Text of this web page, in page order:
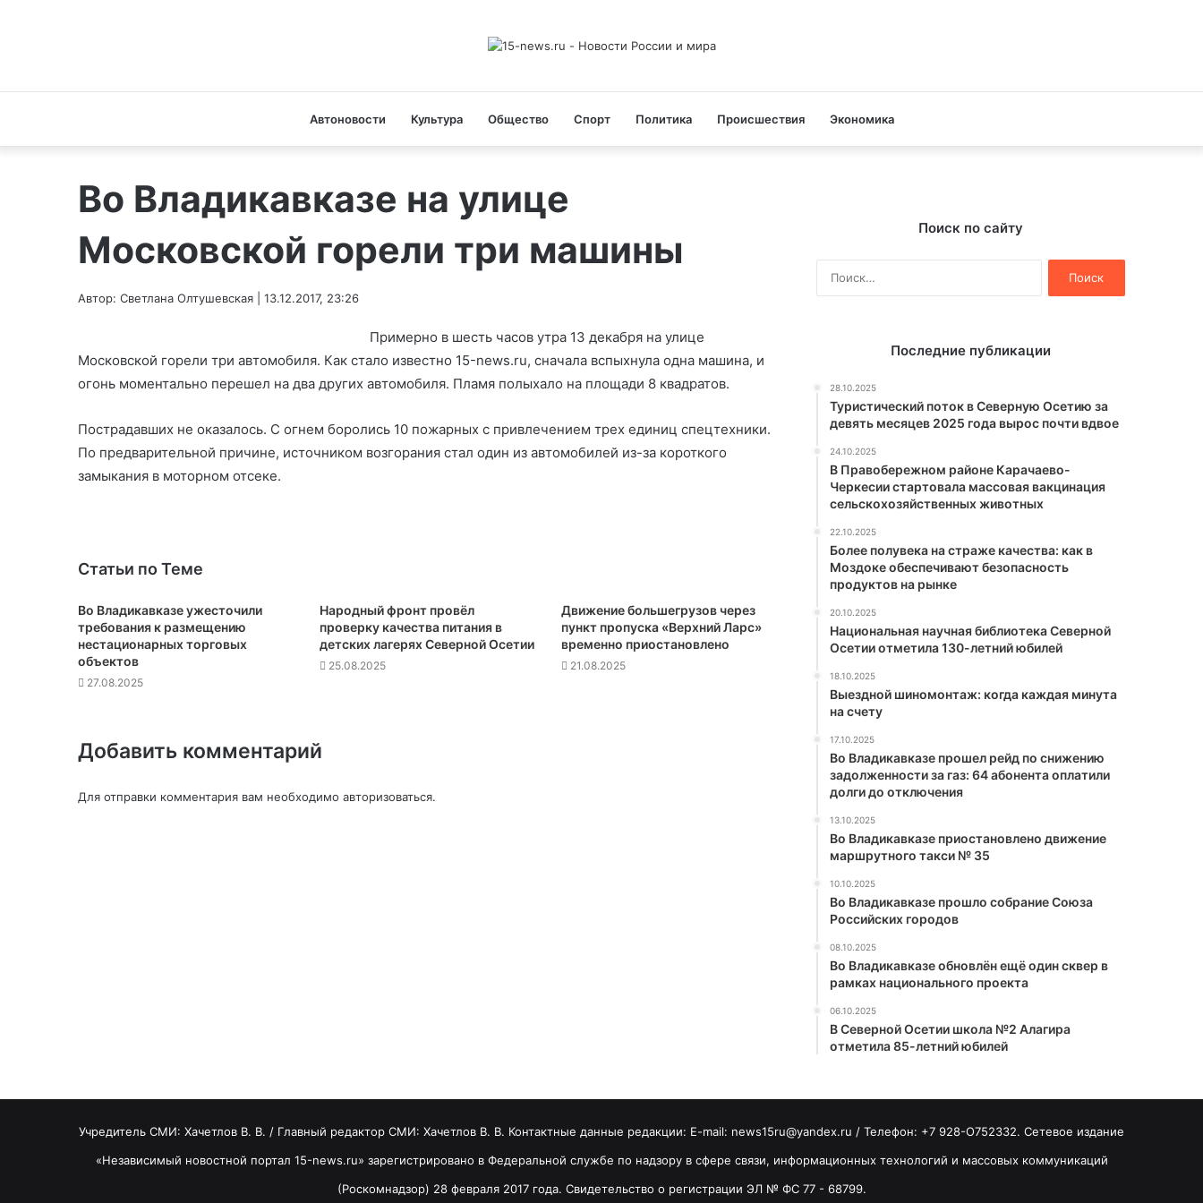
Автоновости Культура Общество Спорт Политика Происшествия Экономика
Во Владикавказе на улице
Московской горели три машины
Автор: Светлана Олтушевская | 13.12.2017, 23:26
Примерно в шесть часов утра 13 декабря на улице
Московской горели три автомобиля. Как стало известно 15-news.ru, сначала вспыхнула одна машина, и
огонь моментально перешел на два других автомобиля. Пламя полыхало на площади 8 квадратов.
Пострадавших не оказалось. С огнем боролись 10 пожарных с привлечением трех единиц спецтехники.
По предварительной причине, источником возгорания стал один из автомобилей из-за короткого
замыкания в моторном отсеке.
Статьи по Теме
Во Владикавказе ужесточили
требования к размещению
нестационарных торговых
объектов
27.08.2025
Народный фронт провёл
проверку качества питания в
детских лагерях Северной Осетии
25.08.2025
Движение большегрузов через
пункт пропуска «Верхний Ларс»
временно приостановлено
21.08.2025
Добавить комментарий
Для отправки комментария вам необходимо авторизоваться.
Поиск по сайту
Последние публикации
28.10.2025
Туристический поток в Северную Осетию за
девять месяцев 2025 года вырос почти вдвое
24.10.2025
В Правобережном районе Карачаево-
Черкесии стартовала массовая вакцинация
сельскохозяйственных животных
22.10.2025
Более полувека на страже качества: как в
Моздоке обеспечивают безопасность
продуктов на рынке
20.10.2025
Национальная научная библиотека Северной
Осетии отметила 130-летний юбилей
18.10.2025
Выездной шиномонтаж: когда каждая минута
на счету
17.10.2025
Во Владикавказе прошел рейд по снижению
задолженности за газ: 64 абонента оплатили
долги до отключения
13.10.2025
Во Владикавказе приостановлено движение
маршрутного такси № 35
10.10.2025
Во Владикавказе прошло собрание Союза
Российских городов
08.10.2025
Во Владикавказе обновлён ещё один сквер в
рамках национального проекта
06.10.2025
В Северной Осетии школа №2 Алагира
отметила 85-летний юбилей
Учредитель СМИ: Хaчeтлoв B. B. / Главный редактор СМИ: Хaчeтлoв B. B. Контактные данные редакции: E-mail: news15ru@yandex.ru / Телефон: +7 928-O752332. Сетевое издание
«Независимый новостной портал 15-news.ru» зарегистрировано в Федеральной службе по надзору в сфере связи, информационных технологий и массовых коммуникаций
(Роскомнадзор) 28 февраля 2017 года. Свидетельство о регистрации ЭЛ № ФС 77 - 68799.